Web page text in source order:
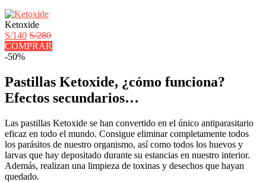
Ketoxide
S/140 S/280
COMPRAR
-50%
Pastillas Ketoxide, ¿cómo funciona?
Efectos secundarios…
Las pastillas Ketoxide se han convertido en el único antiparasitario
eficaz en todo el mundo. Consigue eliminar completamente todos
los parásitos de nuestro organismo, así como todos los huevos y
larvas que hay depositado durante su estancias en nuestro interior.
Además, realizan una limpieza de toxinas y desechos que hayan
quedado.